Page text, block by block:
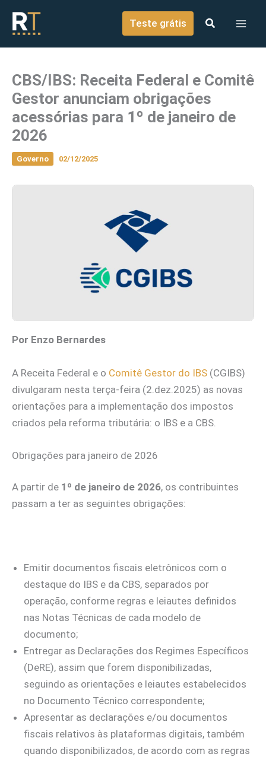
conteúdo
Teste grátis
CBS/IBS: Receita Federal e Comitê
Gestor anunciam obrigações
acessórias para 1º de janeiro de
2026
Governo 02/12/2025
Por Enzo Bernardes
A Receita Federal e o Comitê Gestor do IBS (CGIBS)
divulgaram nesta terça-feira (2.dez.2025) as novas
orientações para a implementação dos impostos
criados pela reforma tributária: o IBS e a CBS.
Obrigações para janeiro de 2026
A partir de 1º de janeiro de 2026, os contribuintes
passam a ter as seguintes obrigações:
Emitir documentos fiscais eletrônicos com o
destaque do IBS e da CBS, separados por
operação, conforme regras e leiautes definidos
nas Notas Técnicas de cada modelo de
documento;
Entregar as Declarações dos Regimes Específicos
(DeRE), assim que forem disponibilizadas,
seguindo as orientações e leiautes estabelecidos
no Documento Técnico correspondente;
Apresentar as declarações e/ou documentos
fiscais relativos às plataformas digitais, também
quando disponibilizados, de acordo com as regras